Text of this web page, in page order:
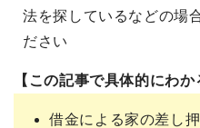
法を探しているなどの場
ださい
【この記事で具体的にわか
借金による家の差し